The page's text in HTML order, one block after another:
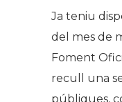
Ja teniu
del mes de
Foment
recull una
públiques,